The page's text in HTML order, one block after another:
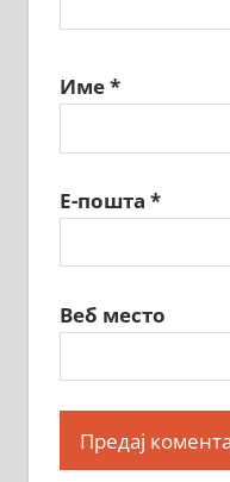
Име*
Е-пошта *
Веб место